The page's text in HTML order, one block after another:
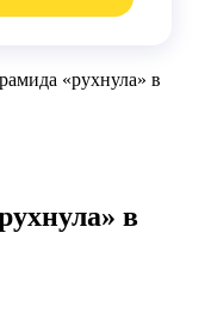
«рухнула» в
в